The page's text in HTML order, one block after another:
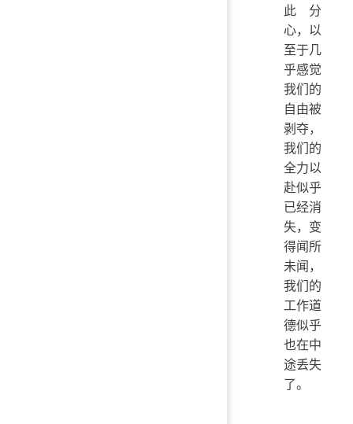
此分
心，以
至于几
乎感觉
我们的
自由被
剥夺，
我们的
全力以
赴似乎
已经消
失，变
得闻所
未闻，
我们的
工作道
德似乎
也在中
途丢失
了。